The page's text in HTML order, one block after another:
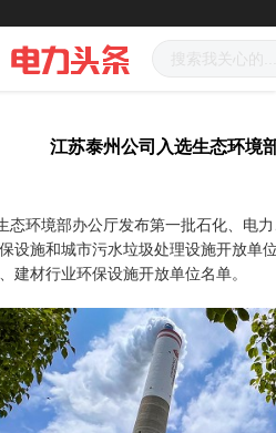
江苏泰州公司入选生态环境
态环境部办公厅发布第一批石化、电
设施和城市污水垃圾处理设施开放单
建材行业环保设施开放单位名单。